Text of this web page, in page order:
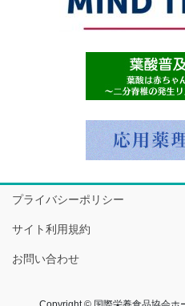
プライバシーポリシー
サイト利用規約
お問い合わせ